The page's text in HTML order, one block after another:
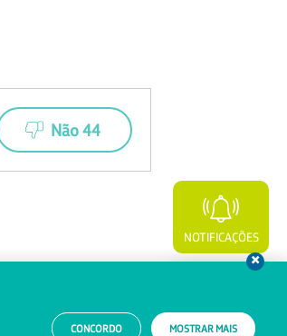
Não 44
Relatório Transparência Salarial MTE
CONCORDO MOSTRAR MAIS
WHATSAPP
NOTIFICAÇÕES